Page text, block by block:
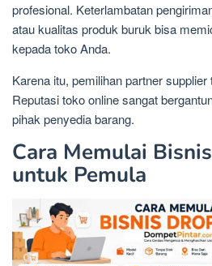
profesional. Keterlambatan
atau kualitas produk buruk bisa
kepada toko Anda.
Karena itu, pemilihan partner
Reputasi toko online sangat
pihak penyedia barang.
Cara Memulai
untuk Pemula